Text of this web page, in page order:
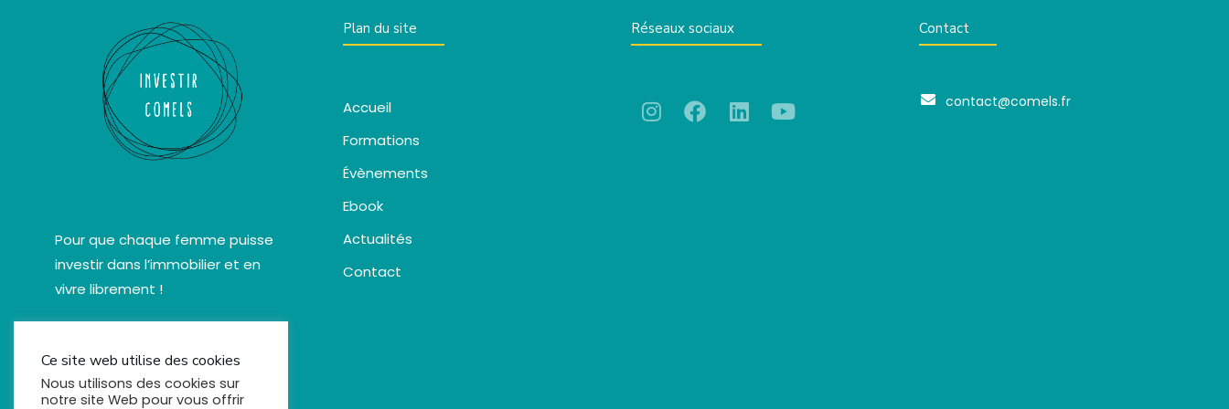
Pour que chaque femme puisse
investir dans l’immobilier et en
vivre librement !
Plan du site
Accueil
Formations
Évènements
Ebook
Actualités
Contact
Réseaux sociaux Contact
contact@comels.fr
Ce site web utilise des cookies
Nous utilisons des cookies sur
notre site Web pour vous offrir